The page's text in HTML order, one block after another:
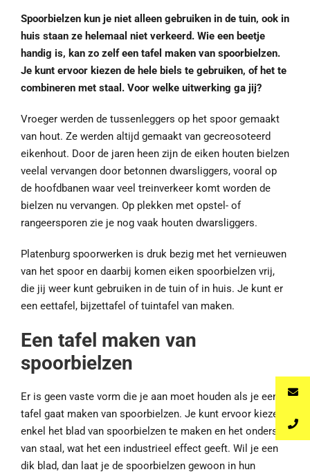
Spoorbielzen kun je niet alleen gebruiken in de tuin, ook in
huis staan ze helemaal niet verkeerd. Wie een beetje
handig is, kan zo zelf een tafel maken van spoorbielzen.
Je kunt ervoor kiezen de hele biels te gebruiken, of het te
combineren met staal. Voor welke uitwerking ga jij?
Vroeger werden de tussenleggers op het spoor gemaakt
van hout. Ze werden altijd gemaakt van gecreosoteerd
eikenhout. Door de jaren heen zijn de eiken houten bielzen
veelal vervangen door betonnen dwarsliggers, vooral op
de hoofdbanen waar veel treinverkeer komt worden de
bielzen nu vervangen. Op plekken met opstel- of
rangeersporen zie je nog vaak houten dwarsliggers.
Platenburg spoorwerken is druk bezig met het vernieuwen
van het spoor en daarbij komen eiken spoorbielzen vrij,
die jij weer kunt gebruiken in de tuin of in huis. Je kunt er
een eettafel, bijzettafel of tuintafel van maken.
Een tafel maken van
spoorbielzen
Er is geen vaste vorm die je aan moet houden als je een
tafel gaat maken van spoorbielzen. Je kunt ervoor kiezen
enkel het blad van spoorbielzen te maken en het onderstel
van staal, wat het een industrieel effect geeft. Wil je een
dik blad, dan laat je de spoorbielzen gewoon in hun